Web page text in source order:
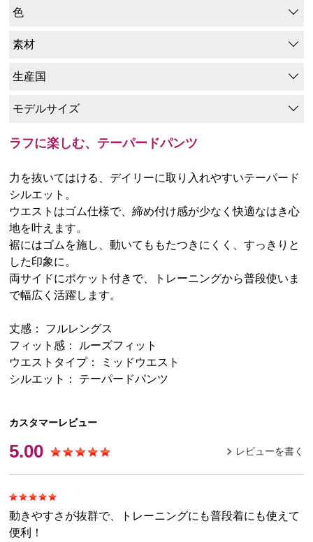
色
素材
生産国
モデルサイズ
ラフに楽しむ、テーパードパンツ
力を抜いてはける、デイリーに取り入れやすいテーパード
シルエット。
ウエストはゴム仕様で、締め付け感が少なく快適なはき心
地を叶えます。
裾にはゴムを施し、動いてももたつきにくく、すっきりと
した印象に。
両サイドにポケット付きで、トレーニングから普段使いま
で幅広く活躍します。
丈感： フルレングス
フィット感： ルーズフィット
ウエストタイプ： ミッドウエスト
シルエット： テーパードパンツ
カスタマーレビュー
5.00 レビューを書く
動きやすさが抜群で、トレーニングにも普段着にも使えて
便利！